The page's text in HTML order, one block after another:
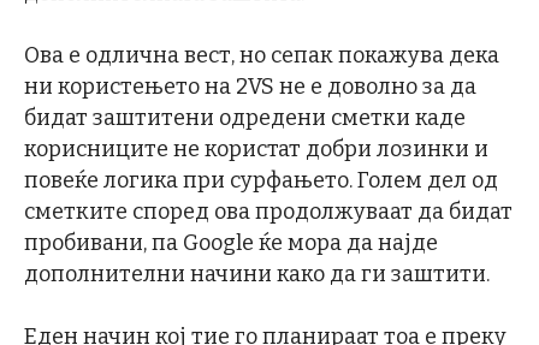
Ова е одлична вест, но сепак покажува дека
ни користењето на 2VS не е доволно за да
бидат заштитени одредени сметки каде
корисниците не користат добри лозинки и
повеќе логика при сурфањето. Голем дел од
сметките според ова продолжуваат да бидат
пробивани, па Google ќе мора да најде
дополнителни начини како да ги заштити.
Еден начин кој тие го планираат тоа е преку